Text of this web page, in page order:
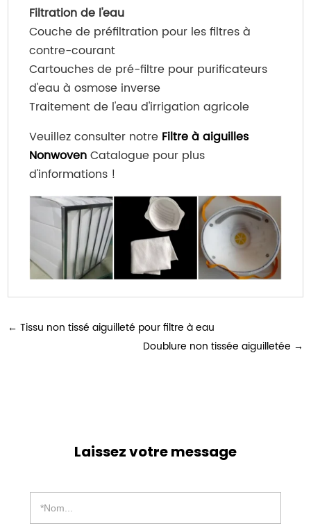
Filtration de l'eau
Couche de préfiltration pour les filtres à
contre-courant
Cartouches de pré-filtre pour purificateurs
d'eau à osmose inverse
Traitement de l'eau d'irrigation agricole
Veuillez consulter notre Filtre à aiguilles
NonwovenCatalogue pour plus
d'informations !
←Tissu non tissé aiguilleté pour filtre à eau
Doublure non tissée aiguilletée →
Laissez votre message